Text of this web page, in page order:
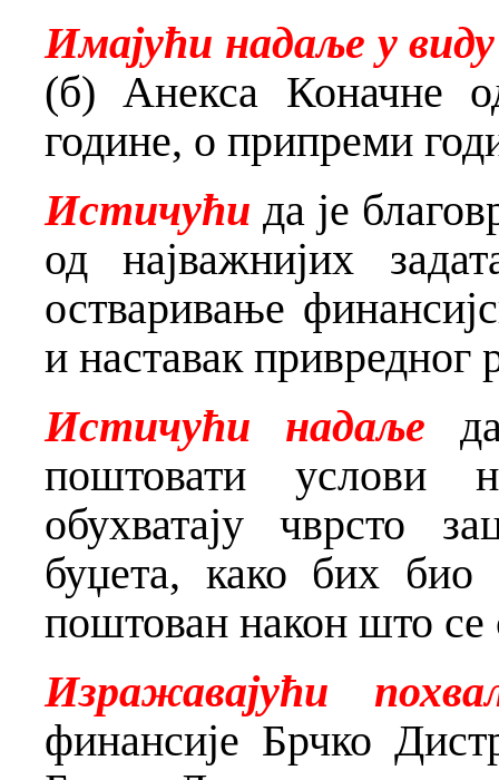
Имајући надаље у виду
(б) Анекса Коначне
године, о припреми
Истичући да је
од најважнијих
остваривање
и наставак привредног
Истичући
надаље
поштовати услови
обухватају чврсто
буџета, како бих
поштован након што се
Изражавајући
финансије Брчко